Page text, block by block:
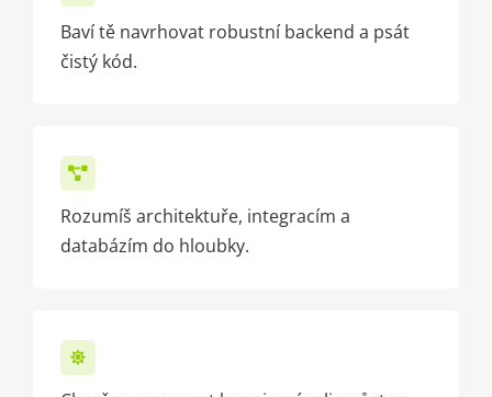
Baví tě navrhovat robustní backend a psát
čistý kód.
Rozumíš architektuře, integracím a
databázím do hloubky.